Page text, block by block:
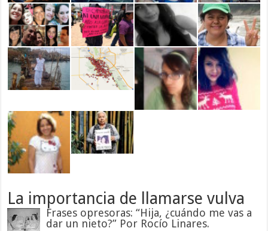
La importancia de llamarse vulva
Frases opresoras: “Hija, ¿cuándo me vas a
dar un nieto?” Por Rocío Linares.